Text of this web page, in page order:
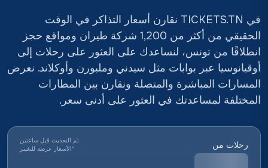
في TICKETS.TN نقارن أسعار التذاكر في الوقت
الحقيقي من أكثر من 1,200 شركة طيران ومواقع حجز
انطلاقًا من تونس، لنساعدك على العثور على رحلات إلى
أوقيانوسيا عبر بوابات مثل سيدني وملبورن وأوكلاند. نعرض
المسارات المباشرة والمتصلة ونقارن بين المطارات
المختلفة لمساعدتك في العثور على أدنى سعر.
رحلات من
تم التحديث قبل ساعتين
*الأسعار عرضة للتغيير